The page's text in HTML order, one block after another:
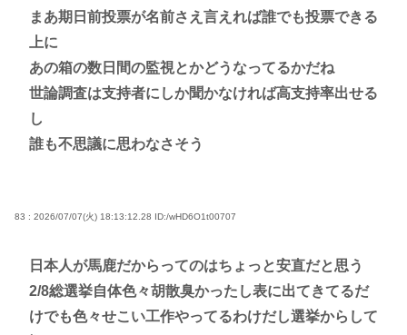
まあ期日前投票が名前さえ言えれば誰でも投票できる
上に
あの箱の数日間の監視とかどうなってるかだね
世論調査は支持者にしか聞かなければ高支持率出せる
し
誰も不思議に思わなさそう
83 : 2026/07/07(火) 18:13:12.28 ID:/wHD6O1t00707
日本人が馬鹿だからってのはちょっと安直だと思う
2/8総選挙自体色々胡散臭かったし表に出てきてるだ
けでも色々せこい工作やってるわけだし選挙からして